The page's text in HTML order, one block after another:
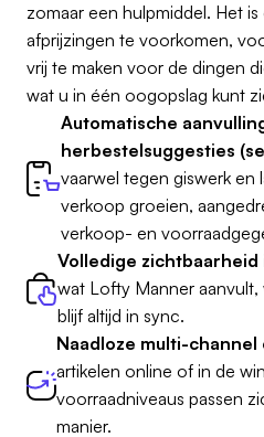
zomaar een hulpmiddel. Het
afprijzingen te voorkomen,
vrij te maken voor de dingen
wat u in één oogopslag kunt
Automatische
herbestelsuggesties
vaarwel tegen giswerk en
verkoop groeien,
verkoop- en
Volledige
wat Lofty Manner aanvult,
blijf altijd in sync.
Naadloze multi-
artikelen online of in de
voorraadniveaus passen
manier.